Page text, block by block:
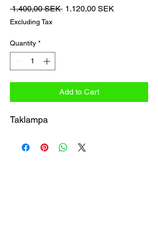
1.400,00 SEK Regular
1.120,00 SEKSale
Excluding Tax
Quantity *
Add to Cart
Taklampa